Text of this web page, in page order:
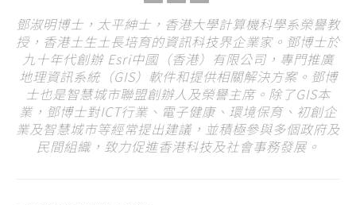
鄧淑明博士，太平紳士，香港大學計算機科學系榮譽教
授，香港土生土長培育的資訊科技界企業家。鄧博士於
九十年代創辦 Esri中國（香港）有限公司，專門推廣
地理資訊系統（GIS）軟件和提供相關解決方案。鄧博
士也是智慧城市聯盟創辦人及榮譽主席。除了GIS本
業，鄧博士對ICT行業、電子健康、環境保育、初創企
業及智慧城市等經常提出建議，並積極參與多個政府及
民間組織，致力促進香港科技及社會事務發展。